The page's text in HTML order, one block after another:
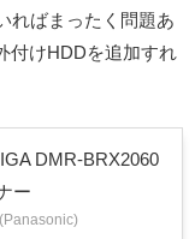
ればまったく問題あ
付けHDDを追加すれ
DMR-BRX2060
ー